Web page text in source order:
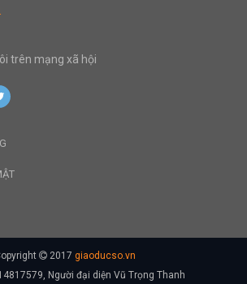
trên mạng xã hội
2017 giaoducso.vn
Người đại diện Vũ Trọng Thanh